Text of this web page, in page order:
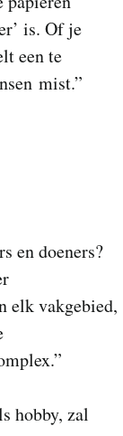
is. Of je
een te
mist.”
en doeners?
elk vakgebied,
hobby, zal